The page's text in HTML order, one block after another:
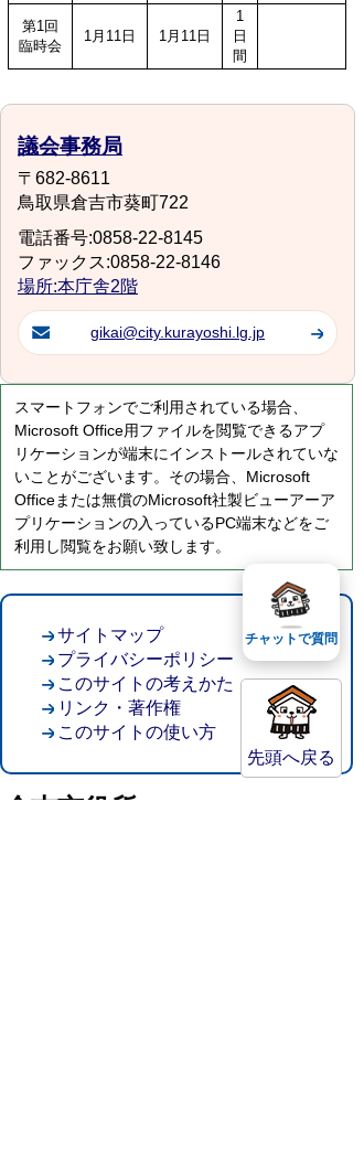
第1回
臨時会
1月11日 1月11日
1
日
間
議会事務局
〒682-8611
鳥取県倉吉市葵町722
電話番号:0858-22-8145
ファックス:0858-22-8146
場所:本庁舎2階
gikai@city.kurayoshi.lg.jp
スマートフォンでご利用されている場合、
Microsoft Office用ファイルを閲覧できるアプ
リケーションが端末にインストールされていな
いことがございます。その場合、Microsoft
Officeまたは無償のMicrosoft社製ビューアーア
プリケーションの入っているPC端末などをご
利用し閲覧をお願い致します。
先頭へ戻る
サイトマップ
プライバシーポリシー
このサイトの考えかた
リンク・著作権
このサイトの使い方
倉吉市役所
チャットで質問